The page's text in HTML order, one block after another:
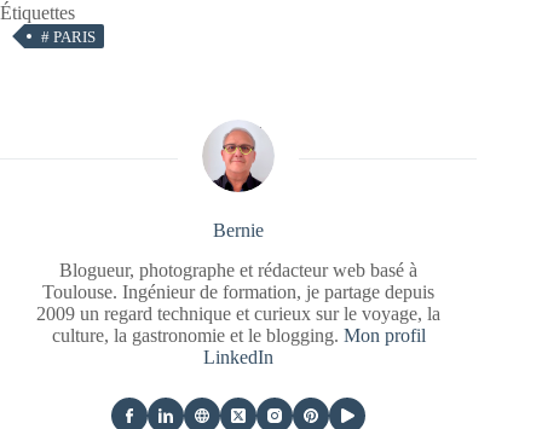
Étiquettes
# PARIS
Bernie
Blogueur, photographe et rédacteur web basé à
Toulouse. Ingénieur de formation, je partage depuis
2009 un regard technique et curieux sur le voyage, la
culture, la gastronomie et le blogging. Mon profil
LinkedIn